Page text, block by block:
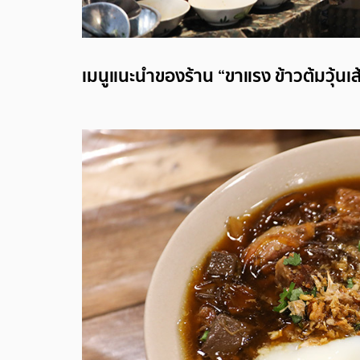
เมนูแนะนำของร้าน “ขาแรง ข้าวต้มวุ้นเ